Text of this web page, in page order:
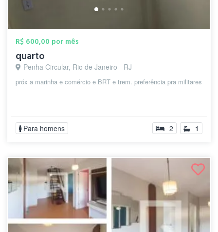
R$ 600,00 por mês
quarto
Penha Circular, Rio de Janeiro - RJ
próx a marinha e comércio e BRT e trem. preferência pra militares
Para homens 2 1